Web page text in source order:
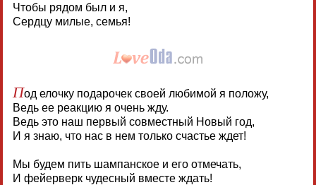
Чтобы рядом был и я,
Сердцу милые, семья!
Под елочку подарочек своей любимой я положу,
Ведь ее реакцию я очень жду.
Ведь это наш первый совместный Новый год,
И я знаю, что нас в нем только счастье ждет!
Мы будем пить шампанское и его отмечать,
И фейерверк чудесный вместе ждать!